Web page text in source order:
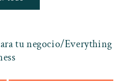
tu negocio/Everything